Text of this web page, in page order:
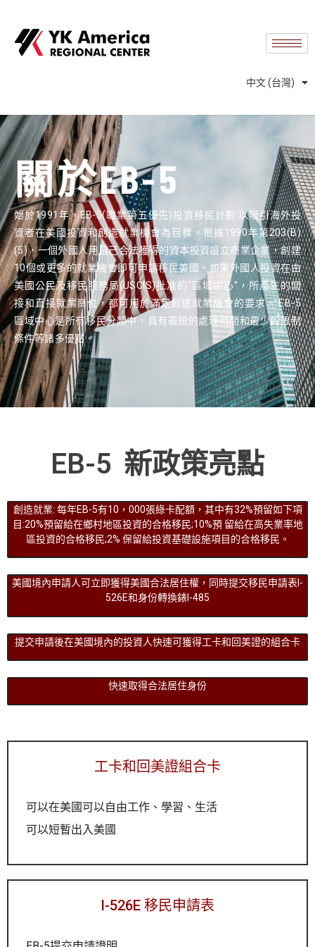
中文 (台灣)
English
Português
關於EB-5
始於1991年，EB-5(職業第五優先)投資移民計劃 以吸引海外投
資者在美國投資和創造就業機會為目標。根據1990年第203(B)
(5)，一個外國人用自己合法獲得的資本投資設立商業企業，創建
10個或更多的就業機會即可申請移民美國。如果外國人投資在由
美國公民及移民服務局(USCIS)批准的“區域中心”，所產生的間
接和直接就業崗位，都可用於滿足創造就業機會的要求。 EB-5
區域中心是所有移民分類中，具有最短的處理時間和最少的限制
條件等諸多優點。
EB-5 新政策亮點
創造就業: 每年EB-5有10，000張綠卡配額，其中有32%預留如下項
目:20%預留給在鄉村地區投資的合格移民;10%預 留給在高失業率地
區投資的合格移民;2% 保留給投資基礎設施項目的合格移民。
美國境內申請人可立即獲得美國合法居住權，同時提交移民申請表I-
526E和身份轉換錶I-485
提交申請後在美國境內的投資人快速可獲得工卡和回美證的組合卡
快速取得合法居住身份
工卡和回美證組合卡
可以在美國可以自由工作、學習、生活
可以短暫出入美國
I-526E 移民申請表